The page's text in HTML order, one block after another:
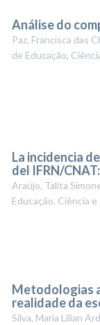
Análise do
Paz, Francisca das
de Educação,
La incidencia
del IFRN/
Araújo, Talita
Educação, Ciência
Metodologias
realidade da
Silva, Maria Lílian